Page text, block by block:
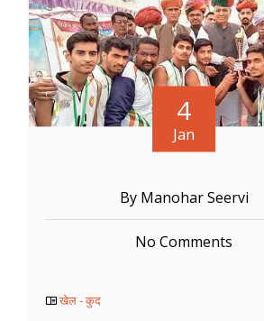
4
Jan
By Manohar Seervi
No Comments
खेल - कुद